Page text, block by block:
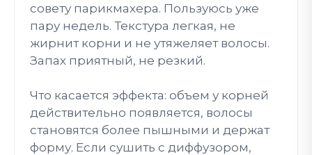
совету парикмахера. Пользуюсь уже
пару недель. Текстура легкая, не
жирнит корни и не утяжеляет волосы.
Запах приятный, не резкий.
Что касается эффекта: объем у корней
действительно появляется, волосы
становятся более пышными и держат
форму. Если сушить с диффузором,